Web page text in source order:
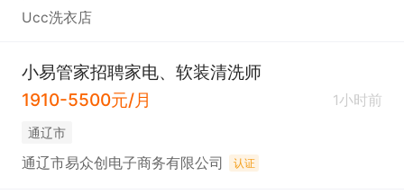
Ucc洗衣店
小易管家招聘家电、软装清洗师
1910-5500元/月
1小时前
通辽市
通辽市易众创电子商务有限公司 认证